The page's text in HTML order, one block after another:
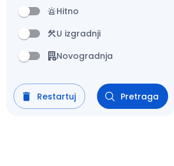
Hitno
U izgradnji
Novogradnja
Restartuj Pretraga